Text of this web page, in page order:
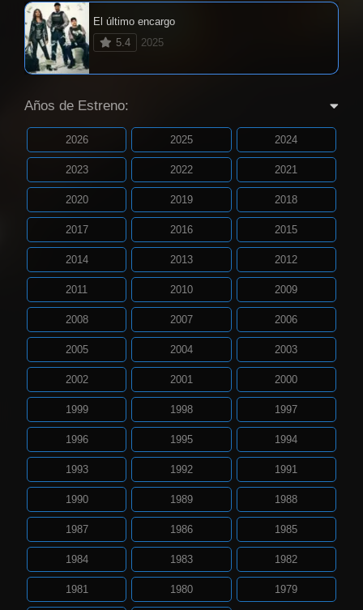
El último encargo
5.4
2025
Años de Estreno:
2026 2025 2024
2023 2022 2021
2020 2019 2018
2017 2016 2015
2014 2013 2012
2011 2010 2009
2008 2007 2006
2005 2004 2003
2002 2001 2000
1999 1998 1997
1996 1995 1994
1993 1992 1991
1990 1989 1988
1987 1986 1985
1984 1983 1982
1981 1980 1979